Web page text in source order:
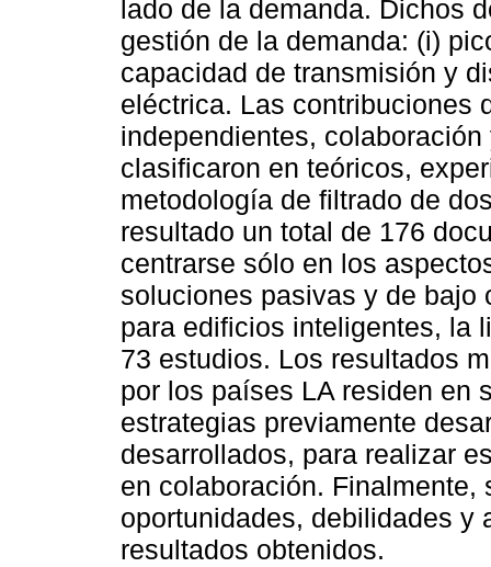
lado de la demanda. Dichos
gestión de la demanda: (i)
capacidad de transmisión y
eléctrica. Las contribuciones
independientes,
clasificaron en teóricos,
metodología de filtrado de
resultado un total de 176
centrarse sólo en los
soluciones pasivas y de bajo
para edificios inteligentes, la
73 estudios. Los resultados
por los países LA residen en
estrategias previamente
desarrollados, para realizar
en colaboración.
oportunidades, debilidades y
resultados obtenidos.